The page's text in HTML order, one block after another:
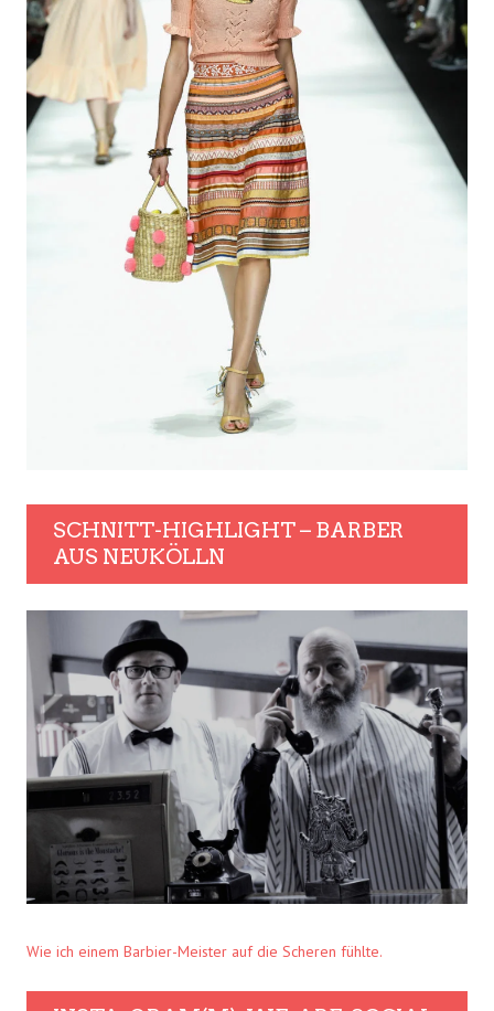
SCHNITT-HIGHLIGHT – BARBER
AUS NEUKÖLLN
Wie ich einem Barbier-Meister auf die Scheren fühlte.